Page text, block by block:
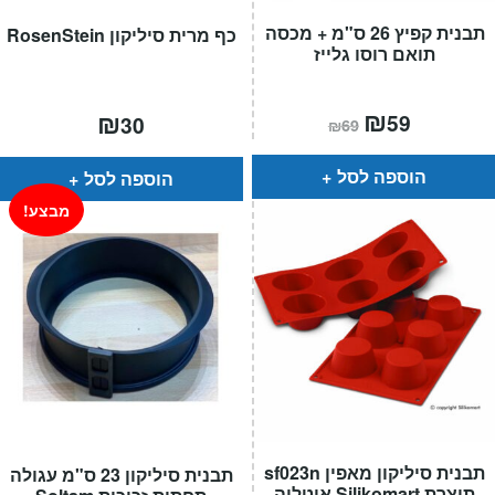
כף מרית סיליקון RosenStein
₪30
הוספה לסל
תבנית קפיץ 26 ס"מ + מכסה
תואם רוסו גלייז
₪69 המחיר
המקורי
היה:
₪69.
₪59
הוא:
הוספה לסל
תבנית סיליקון 23 ס"מ עגולה
מבצע!
תבנית סיליקון מאפין sf023n